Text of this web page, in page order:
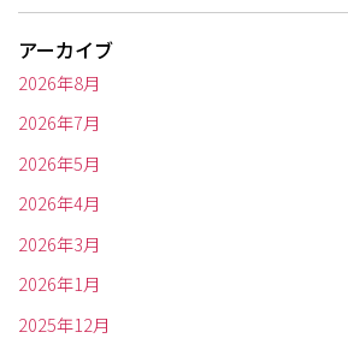
アーカイブ
2026年8月
2026年7月
2026年5月
2026年4月
2026年3月
2026年1月
2025年12月